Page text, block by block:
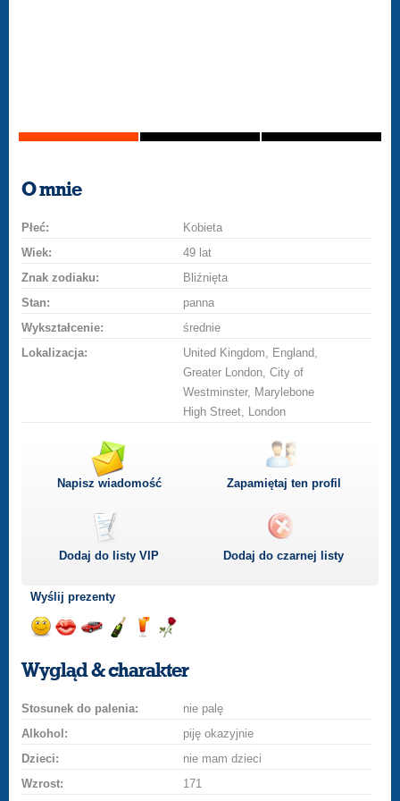
O mnie
Płeć:
Kobieta
Wiek:
49 lat
Znak zodiaku:
Bliźnięta
Stan:
panna
Wykształcenie:
średnie
Lokalizacja:
United Kingdom, England,
Greater London, City of
Westminster, Marylebone
High Street, London
Napisz wiadomość Zapamiętaj ten profil
Dodaj do listyVIP Dodaj do czarnej listy
Wyślij prezenty
uśmiech
buziakasamochodem
szampana
drinka
różę
Wygląd & charakter
Stosunek do palenia:
nie palę
Alkohol:
piję okazyjnie
Dzieci:
nie mam dzieci
Wzrost:
171